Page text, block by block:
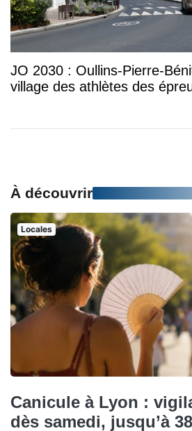
JO 2030 : Oullins-Pierre-
village des athlètes des
À découvrir
Locales
Canicule à Lyon :
dès samedi, jusqu’à